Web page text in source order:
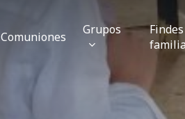
Comuniones Grupos